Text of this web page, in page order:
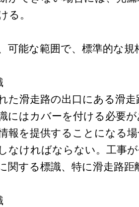
る。
可能な範囲で、標準的な規
た滑走路の出口にある滑走
にはカバーを付ける必要
報を提供することになる
なければならない。工事
関する標識、特に滑走路